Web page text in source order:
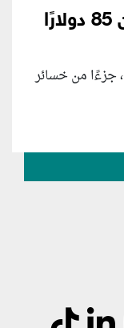
خام برنت يتعافى مقتربا من 85 دولارًا
جزءًا من خسائر